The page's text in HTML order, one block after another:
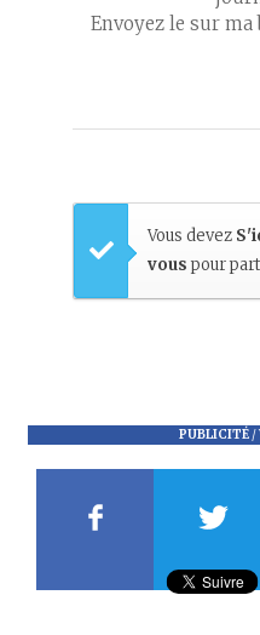
Envoyez le sur
Vous devez
vous pour
PUBLICITÉ/